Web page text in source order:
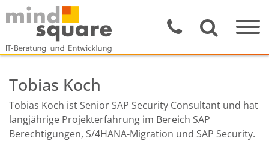
Tobias Koch
Tobias Koch ist Senior SAP Security Consultant und hat
langjährige Projekterfahrung im Bereich SAP
Berechtigungen, S/4HANA-Migration und SAP Security.